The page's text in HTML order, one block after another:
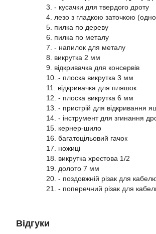
3. - кусачки для твердого дроту
4. лезо з гладкою заточкою
5. пилка по дереву
6. пилка по металу
7. - напилок для металу
8. викрутка 2 мм
9. відкривачка для консервів
10..- плоска викрутка 3 мм
11. відкривачка для пляшок
12. - плоска викрутка 6 мм
13. - пристрій для відкривання
14. - інструмент для згинання
15. кернер-шило
16. багатоцільовий гачок
17. ножиці
18. викрутка хрестова 1/2
19. долото 7 мм
20. - поздовжній різак для
21. - поперечний різак для
Відгуки